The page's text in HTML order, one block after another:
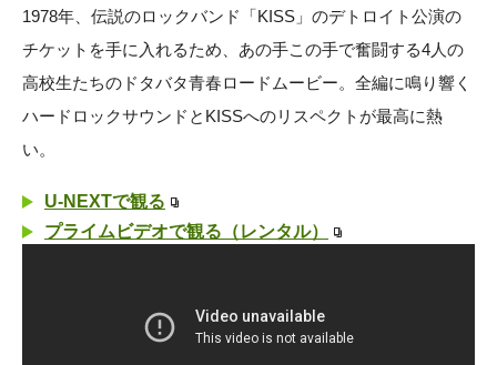
1978年、伝説のロックバンド「KISS」のデトロイト公演の
チケットを手に入れるため、あの手この手で奮闘する4人の
高校生たちのドタバタ青春ロードムービー。全編に鳴り響く
ハードロックサウンドとKISSへのリスペクトが最高に熱
い。
U-NEXTで観る
プライムビデオで観る（レンタル）